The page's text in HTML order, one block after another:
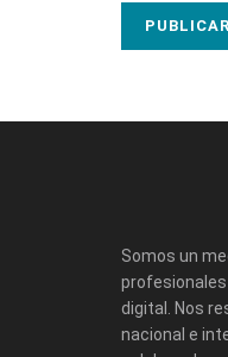
Somos un
profesionales
digital. Nos
nacional e